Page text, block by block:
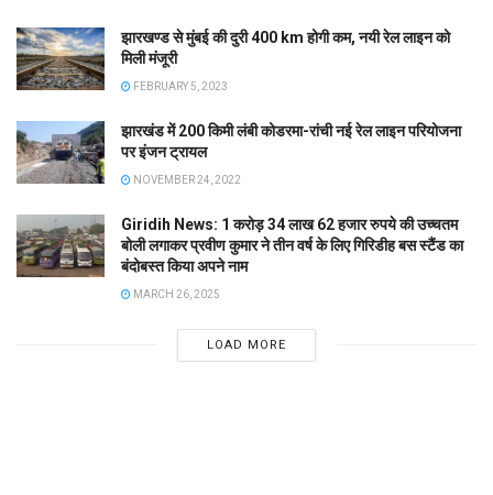
झारखण्ड से मुंबई की दुरी 400 km होगी कम, नयी रेल लाइन को
मिली मंजूरी
FEBRUARY 5, 2023
झारखंड में 200 किमी लंबी कोडरमा-रांची नई रेल लाइन परियोजना
पर इंजन ट्रायल
NOVEMBER 24, 2022
Giridih News: 1 करोड़ 34 लाख 62 हजार रुपये की उच्चतम
बोली लगाकर प्रवीण कुमार ने तीन वर्ष के लिए गिरिडीह बस स्टैंड का
बंदोबस्त किया अपने नाम
MARCH 26, 2025
LOAD MORE